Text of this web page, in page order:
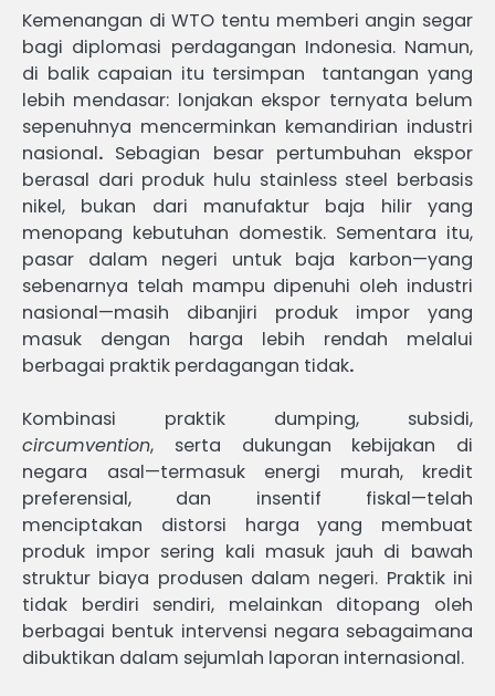
Kemenangan di WTO tentu memberi angin segar
bagi diplomasi perdagangan Indonesia. Namun,
di balik capaian itu tersimpan tantangan yang
lebih mendasar: lonjakan ekspor ternyata belum
sepenuhnya mencerminkan kemandirian industri
nasional. Sebagian besar pertumbuhan ekspor
berasal dari produk hulu stainless steel berbasis
nikel, bukan dari manufaktur baja hilir yang
menopang kebutuhan domestik. Sementara itu,
pasar dalam negeri untuk baja karbon—yang
sebenarnya telah mampu dipenuhi oleh industri
nasional—masih dibanjiri produk impor yang
masuk dengan harga lebih rendah melalui
berbagai praktik perdagangan tidak.
Kombinasi praktik dumping, subsidi,
circumvention, serta dukungan kebijakan di
negara asal—termasuk energi murah, kredit
preferensial, dan insentif fiskal—telah
menciptakan distorsi harga yang membuat
produk impor sering kali masuk jauh di bawah
struktur biaya produsen dalam negeri. Praktik ini
tidak berdiri sendiri, melainkan ditopang oleh
berbagai bentuk intervensi negara sebagaimana
dibuktikan dalam sejumlah laporan internasional.